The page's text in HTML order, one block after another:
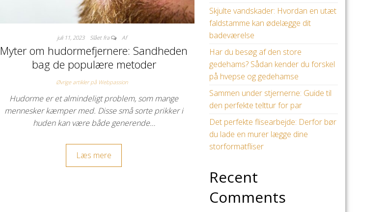
juli 11, 2023 Slået fra Af
Myter om hudormefjernere: Sandheden
bag de populære metoder
Øvrige artikler på Webpassion
Hudorme er et almindeligt problem, som mange
mennesker kæmper med. Disse små sorte prikker i
huden kan være både generende…
Læs mere
Skjulte vandskader: Hvordan en utæt
faldstamme kan ødelægge dit
badeværelse
Har du besøg af den store
gedehams? Sådan kender du forskel
på hvepse og gedehamse
Sammen under stjernerne: Guide til
den perfekte telttur for par
Det perfekte flisearbejde: Derfor bør
du lade en murer lægge dine
storformatfliser
Recent
Comments